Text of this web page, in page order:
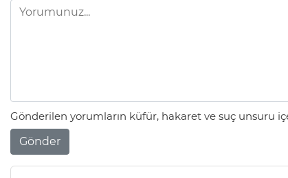
Gönderilen yorumların küfür, hakaret ve suç unsuru
Gönder